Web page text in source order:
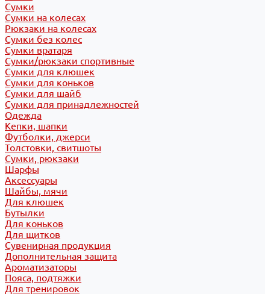
Сумки
Сумки на колесах
Рюкзаки на колесах
Сумки без колес
Сумки вратаря
Сумки/рюкзаки спортивные
Сумки для клюшек
Сумки для коньков
Сумки для шайб
Сумки для принадлежностей
Одежда
Кепки, шапки
Футболки, джерси
Толстовки, свитшоты
Сумки, рюкзаки
Шарфы
Аксессуары
Шайбы, мячи
Для клюшек
Бутылки
Для коньков
Для щитков
Сувенирная продукция
Дополнительная защита
Ароматизаторы
Пояса, подтяжки
Для тренировок